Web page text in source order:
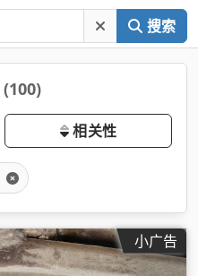
搜索
(100)
相关性
小广告